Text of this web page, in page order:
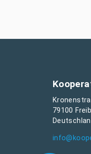
79100